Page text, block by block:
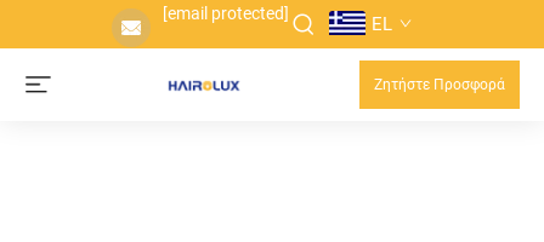
[email protected] EL
Ζητήστε Προσφορά